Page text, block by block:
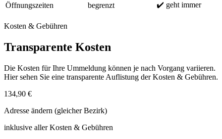
Öffnungszeiten begrenzt ✔️ geht immer
Kosten & Gebühren
Transparente Kosten
Die Kosten für Ihre Ummeldung können je nach Vorgang variieren.
Hier sehen Sie eine transparente Auflistung der Kosten & Gebühren.
134,90 €
Adresse ändern (gleicher Bezirk)
inklusive aller Kosten & Gebühren